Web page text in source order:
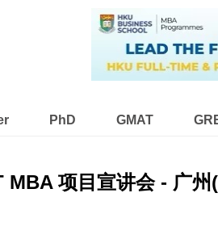
PhD GMAT
MBA 项目宣讲会 - 广州